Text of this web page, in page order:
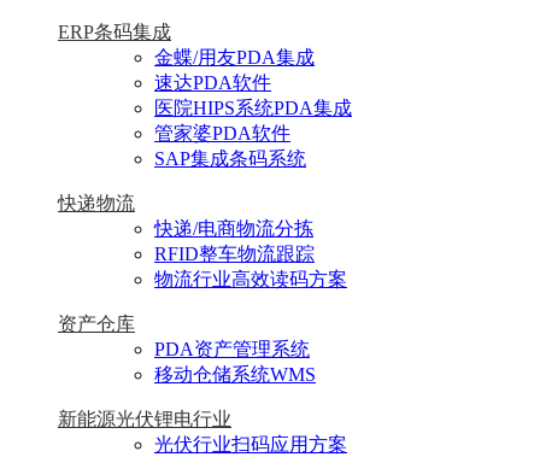
ERP条码集成
金蝶/用友PDA集成
速达PDA软件
医院HIPS系统PDA集成
管家婆PDA软件
SAP集成条码系统
快递物流
快递/电商物流分拣
RFID整车物流跟踪
物流行业高效读码方案
资产仓库
PDA资产管理系统
移动仓储系统WMS
新能源光伏锂电行业
光伏行业扫码应用方案